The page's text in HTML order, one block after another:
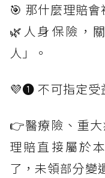
🎯 那什麼理賠會
🌿人身保險，
人」。
💜❶ 不可指定受
👉醫療險、重
理賠直接屬於
了，未領部分變